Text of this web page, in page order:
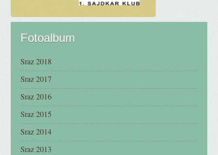
Fotoalbum
Sraz 2018
Sraz 2017
Sraz 2016
Sraz 2015
Sraz 2014
Sraz 2013